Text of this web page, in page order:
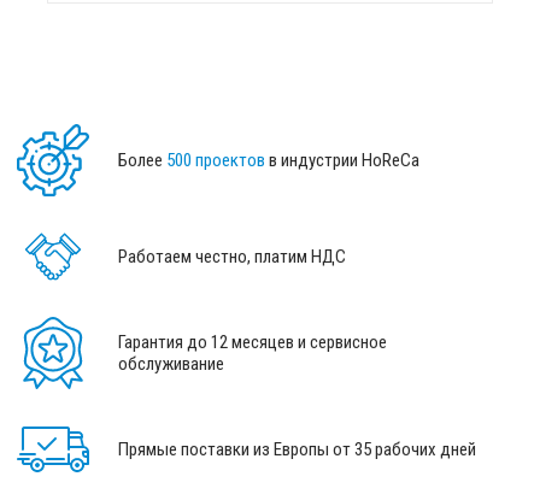
Более 500 проектов в индустрии HoReCa
Работаем честно, платим НДС
Гарантия до 12 месяцев и сервисное
обслуживание
Прямые поставки из Европы от 35 рабочих дней